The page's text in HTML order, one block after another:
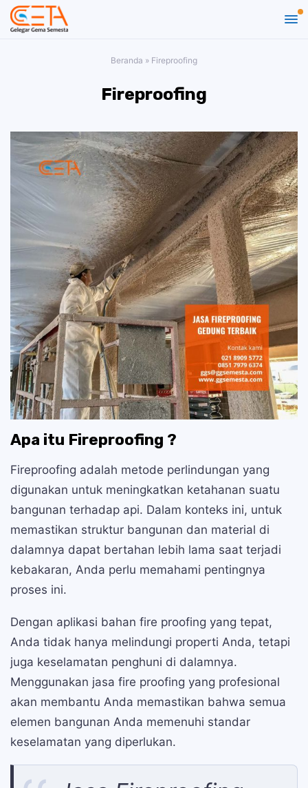
Beranda » Fireproofing
Fireproofing
Apa itu Fireproofing ?
Fireproofing adalah metode perlindungan yang
digunakan untuk meningkatkan ketahanan suatu
bangunan terhadap api. Dalam konteks ini, untuk
memastikan struktur bangunan dan material di
dalamnya dapat bertahan lebih lama saat terjadi
kebakaran, Anda perlu memahami pentingnya
proses ini.
Dengan aplikasi bahan fire proofing yang tepat,
Anda tidak hanya melindungi properti Anda, tetapi
juga keselamatan penghuni di dalamnya.
Menggunakan jasa fire proofing yang profesional
akan membantu Anda memastikan bahwa semua
elemen bangunan Anda memenuhi standar
keselamatan yang diperlukan.